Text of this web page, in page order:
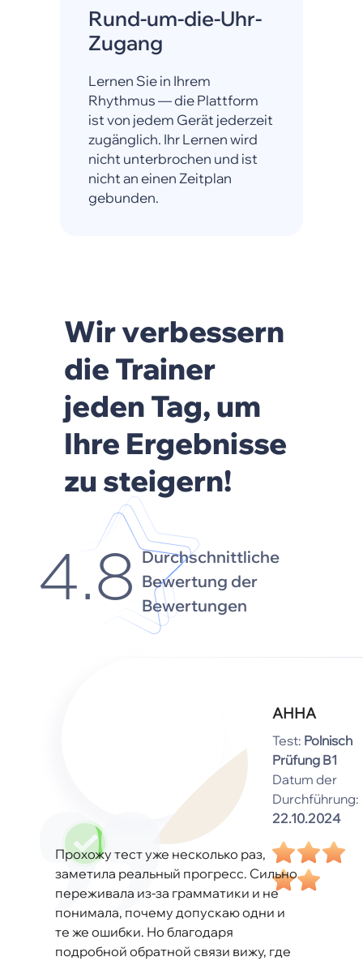
Rund-um-die-Uhr-
Zugang
Lernen Sie in Ihrem
Rhythmus — die Plattform
ist von jedem Gerät jederzeit
zugänglich. Ihr Lernen wird
nicht unterbrochen und ist
nicht an einen Zeitplan
gebunden.
Wir verbessern
die Trainer
jeden Tag, um
Ihre Ergebnisse
zu steigern!
4.8 Durchschnittliche
Bewertung der
Bewertungen
АННА
Test: Polnisch
Prüfung B1
Datum der
Durchführung:
22.10.2024
Прохожу тест уже несколько раз,
заметила реальный прогресс. Сильно
переживала из-за грамматики и не
понимала, почему допускаю одни и
те же ошибки. Но благодаря
подробной обратной связи вижу, где